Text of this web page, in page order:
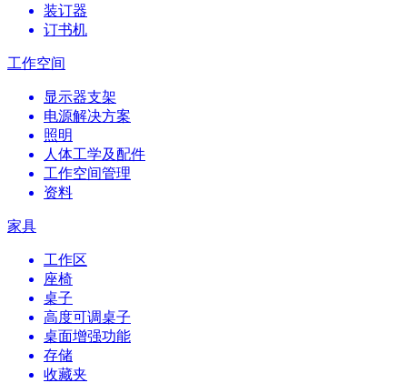
装订器
订书机
工作空间
显示器支架
电源解决方案
照明
人体工学及配件
工作空间管理
资料
家具
工作区
座椅
桌子
高度可调桌子
桌面增强功能
存储
收藏夹